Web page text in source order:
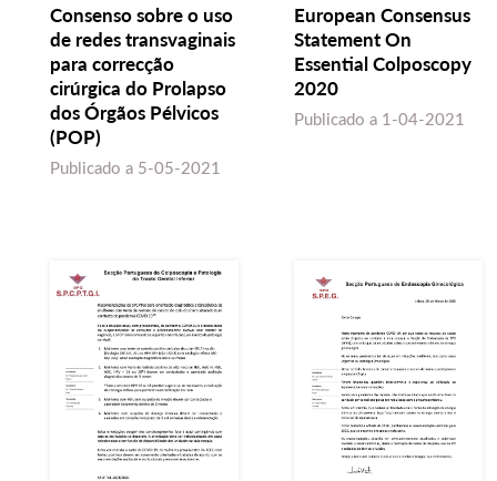
Consenso sobre o uso
de redes transvaginais
para correcção
cirúrgica do Prolapso
dos Órgãos Pélvicos
(POP)
Publicado a 5-05-2021
European Consensus
Statement On
Essential Colposcopy
2020
Publicado a 1-04-2021